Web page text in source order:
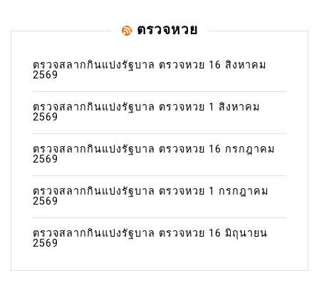
ตรวจหวย
ตรวจสลากกินแบ่งรัฐบาล ตรวจหวย 16 สิงหาคม
2569
ตรวจสลากกินแบ่งรัฐบาล ตรวจหวย 1 สิงหาคม
2569
ตรวจสลากกินแบ่งรัฐบาล ตรวจหวย 16 กรกฎาคม
2569
ตรวจสลากกินแบ่งรัฐบาล ตรวจหวย 1 กรกฎาคม
2569
ตรวจสลากกินแบ่งรัฐบาล ตรวจหวย 16 มิถุนายน
2569